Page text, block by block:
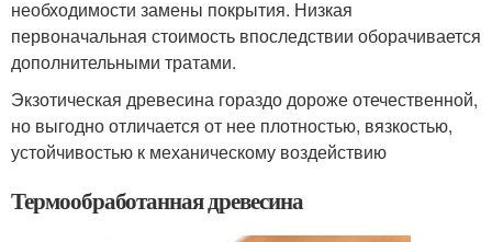
необходимости замены покрытия. Низкая
первоначальная стоимость впоследствии оборачивается
дополнительными тратами.
Экзотическая древесина гораздо дороже отечественной,
но выгодно отличается от нее плотностью, вязкостью,
устойчивостью к механическому воздействию
Термообработанная древесина